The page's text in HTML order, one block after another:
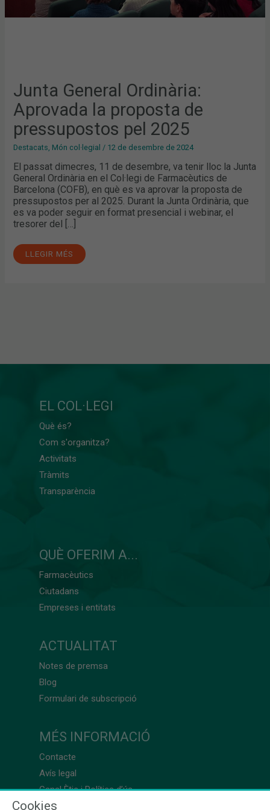
Junta General Ordinària:
Aprovada la proposta de
pressupostos pel 2025
Destacats, Món col·legial / 12 de desembre de 2024
El passat dimecres, 11 de desembre, va tenir lloc la Junta
General Ordinària en el Col·legi de Farmacèutics de
Barcelona (COFB), en què es va aprovar la proposta de
pressupostos per al 2025. Durant la Junta Ordinària, que
es va poder seguir en format presencial i webinar, el
tresorer del […]
LLEGIR MÉS
EL COL·LEGI
Què és?
Com s'organitza?
Activitats
Tràmits
Transparència
QUÈ OFERIM A...
Farmacèutics
Ciutadans
Empreses i entitats
ACTUALITAT
Notes de premsa
Blog
Formulari de subscripció
MÉS INFORMACIÓ
Contacte
Avís legal
Canal Ètic i Política d’ús
Cookies